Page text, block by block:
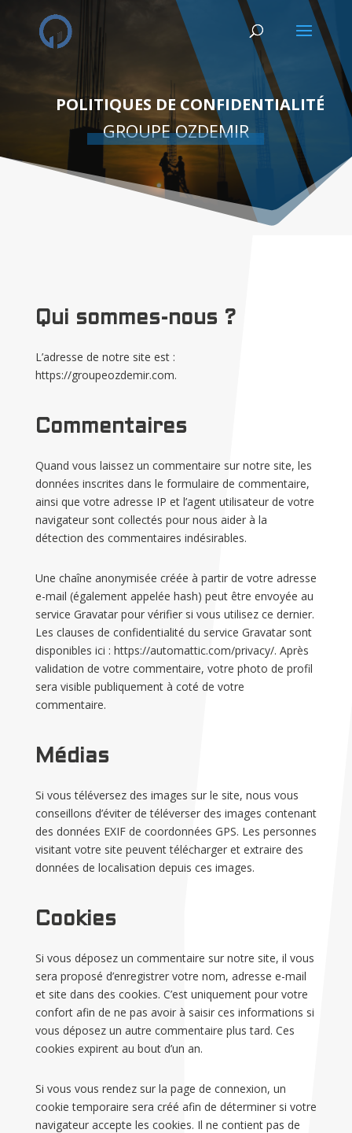
POLITIQUES DE CONFIDENTIALITÉ
GROUPE OZDEMIR
Qui sommes-nous ?
L’adresse de notre site est :
https://groupeozdemir.com.
Commentaires
Quand vous laissez un commentaire sur notre site, les
données inscrites dans le formulaire de commentaire,
ainsi que votre adresse IP et l’agent utilisateur de votre
navigateur sont collectés pour nous aider à la
détection des commentaires indésirables.
Une chaîne anonymisée créée à partir de votre adresse
e-mail (également appelée hash) peut être envoyée au
service Gravatar pour vérifier si vous utilisez ce dernier.
Les clauses de confidentialité du service Gravatar sont
disponibles ici : https://automattic.com/privacy/. Après
validation de votre commentaire, votre photo de profil
sera visible publiquement à coté de votre
commentaire.
Médias
Si vous téléversez des images sur le site, nous vous
conseillons d’éviter de téléverser des images contenant
des données EXIF de coordonnées GPS. Les personnes
visitant votre site peuvent télécharger et extraire des
données de localisation depuis ces images.
Cookies
Si vous déposez un commentaire sur notre site, il vous
sera proposé d’enregistrer votre nom, adresse e-mail
et site dans des cookies. C’est uniquement pour votre
confort afin de ne pas avoir à saisir ces informations si
vous déposez un autre commentaire plus tard. Ces
cookies expirent au bout d’un an.
Si vous vous rendez sur la page de connexion, un
cookie temporaire sera créé afin de déterminer si votre
navigateur accepte les cookies. Il ne contient pas de